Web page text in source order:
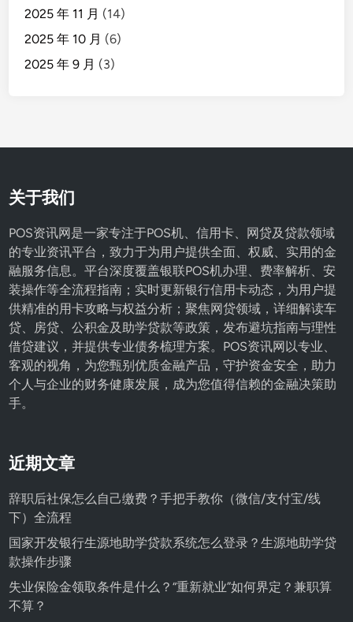
2025 年 11 月 (14)
2025 年 10 月 (6)
2025 年 9 月 (3)
关于我们
POS资讯网是一家专注于POS机、信用卡、网贷及贷款领域
的专业资讯平台，致力于为用户提供全面、权威、实用的金
融服务信息。平台深度覆盖银联POS机办理、费率解析、安
装操作等全流程指南；实时更新银行信用卡动态，为用户提
供精准的用卡攻略与权益分析；聚焦网贷领域，详细解读车
贷、房贷、公积金及助学贷款等政策，发布避坑指南与理性
借贷建议，并提供专业债务梳理方案。POS资讯网以专业、
客观的视角，为您甄别优质金融产品，守护资金安全，助力
个人与企业的财务健康发展，成为您值得信赖的金融决策助
手。
近期文章
辞职后社保怎么自己缴费？手把手教你（微信/支付宝/线
下）全流程
国家开发银行生源地助学贷款系统怎么登录？生源地助学贷
款操作步骤
失业保险金领取条件是什么？“重新就业”如何界定？兼职算
不算？